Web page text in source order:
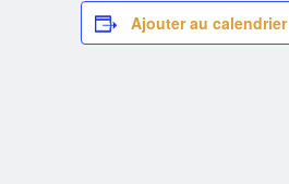
Ajouter au calendrier